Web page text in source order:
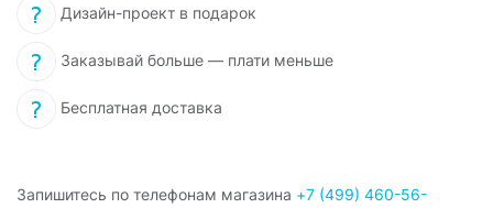
Дизайн-проект в подарок
Заказывай больше — плати меньше
Бесплатная доставка
Запишитесь по телефонам магазина +7 (499) 460-56-